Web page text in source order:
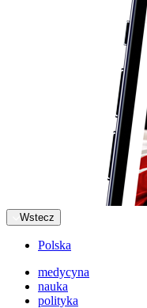
Wstecz
Polska
medycyna
nauka
polityka